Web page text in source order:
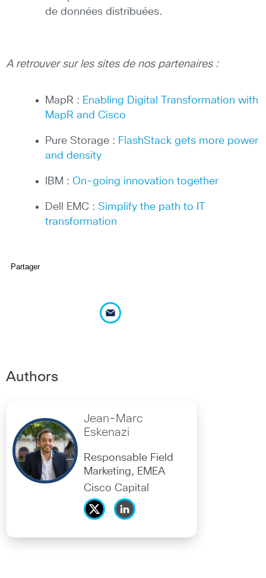
de données distribuées.
A retrouver sur les sites de nos partenaires :
MapR : Enabling Digital Transformation with
MapR and Cisco
Pure Storage : FlashStack gets more power
and density
IBM : On-going innovation together
Dell EMC : Simplify the path to IT
transformation
Partager
Authors
Jean-Marc
Eskenazi
Responsable Field
Marketing, EMEA
Cisco Capital